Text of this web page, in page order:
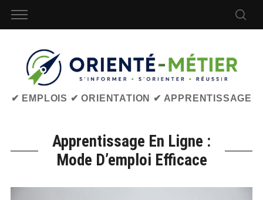
✔ EMPLOIS ✔ ORIENTATION ✔ APPRENTISSAGE
Apprentissage En Ligne :
Mode D’emploi Efficace